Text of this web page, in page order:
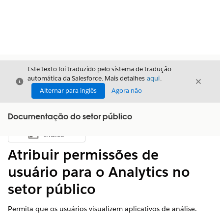
Fechar
Este texto foi traduzido pelo sistema de tradução
automática da Salesforce. Mais detalhes aqui.
Alternar para inglês
Agora não
Fechar
Documentação do setor público
Mostrar índice
Índice
Atribuir permissões de
usuário para o Analytics no
setor público
Permita que os usuários visualizem aplicativos de análise.